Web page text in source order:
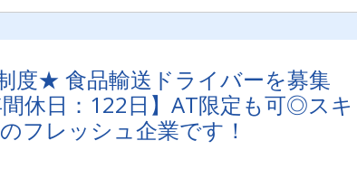
状況の確認、積み込み08:30 出発・配達スタート！12:00 お昼休憩
★ 食品輸送ドライバーを募集
休日：122日】AT限定も可◎スキ
フレッシュ企業です！